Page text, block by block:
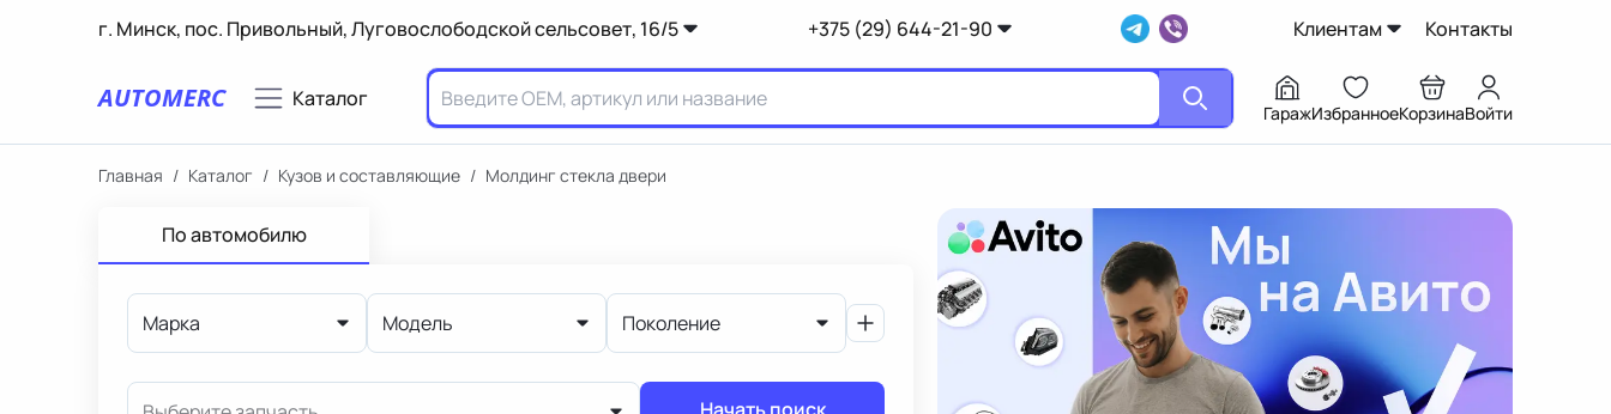
г. Минск, пос. Привольный, Луговослободской сельсовет, 16/5 +375 (29) 644-21-90 Клиентам Контакты
AUTOMERC Каталог
ГаражИзбранноеКорзинаВойти
Главная / Каталог / Кузов и составляющие / Молдинг стекла двери
По автомобилю
Марка Модель Поколение